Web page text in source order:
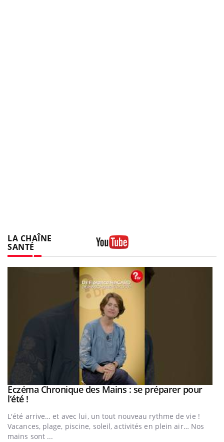
LA CHAÎNE
SANTÉ
Youtube
Youtube
Eczéma Chronique des Mains : se préparer pour
l’été !Youtube
L'été arrive… et avec lui, un tout nouveau rythme de vie !
Vacances, plage, piscine, soleil, activités en plein air… Nos
mains sont ...